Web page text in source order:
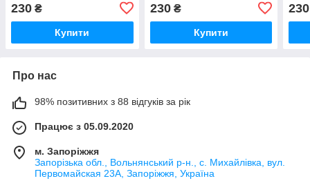
230 ₴
Купити
230₴
Купити
230
Про нас
98% позитивних з 88 відгуків за рік
Працює з 05.09.2020
м. Запоріжжя
Запорізька обл., Вольнянський р-н., с. Михайлівка, вул.
Первомайская 23А, Запоріжжя, Україна